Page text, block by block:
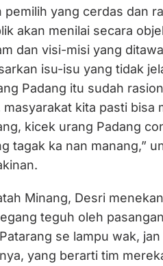
pemilih yang cerdas dan
akan menilai secara
dan visi-misi yang
isu-isu yang tidak
Padang itu sudah
kita pasti bisa
kicek urang Padang
tagak ka nan manang,”
Minang, Desri
teguh oleh
se lampu wak,
yang berarti tim